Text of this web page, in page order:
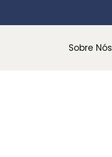
Sobre Nós